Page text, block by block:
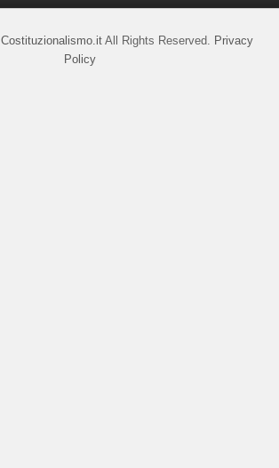
Costituzionalismo.itAll Rights Reserved. Privacy
Policy